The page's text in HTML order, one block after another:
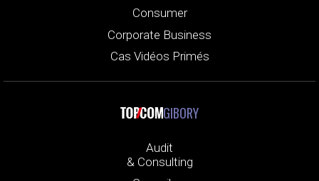
Consumer
Corporate Business
Cas Vidéos Primés
GIBORY
Audit
& Consulting